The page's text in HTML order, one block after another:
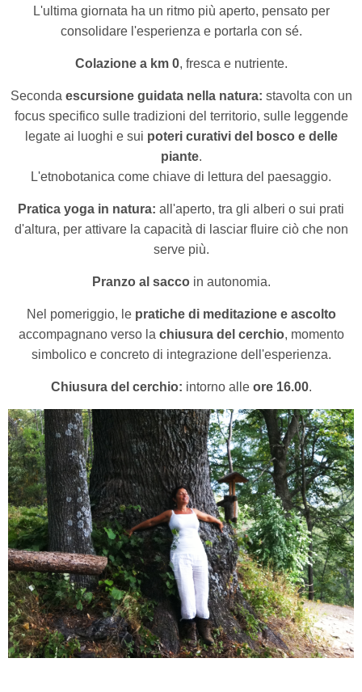
L'ultima giornata ha un ritmo più aperto, pensato per
consolidare l'esperienza e portarla con sé.
Colazione a km 0, fresca e nutriente.
Seconda escursione guidata nella natura: stavolta con un
focus specifico sulle tradizioni del territorio, sulle leggende
legate ai luoghi e sui poteri curativi del bosco e delle
piante.
L'etnobotanica come chiave di lettura del paesaggio.
Pratica yoga in natura: all'aperto, tra gli alberi o sui prati
d'altura, per attivare la capacità di lasciar fluire ciò che non
serve più.
Pranzo al saccoin autonomia.
Nel pomeriggio, le pratiche di meditazione e ascolto
accompagnano verso la chiusura del cerchio, momento
simbolico e concreto di integrazione dell'esperienza.
Chiusura del cerchio: intorno alleore 16.00.